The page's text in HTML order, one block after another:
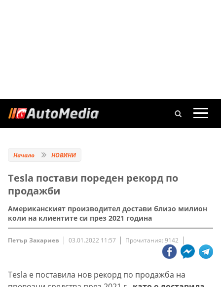
Начало НОВИНИ
Tesla постави пореден рекорд по
продажби
Американският производител достави близо милион
коли на клиентите си през 2021 година
Петър Захариев 03.01.2022 11:57 Прочитания: 9142
Tesla е поставила нов рекорд по продажба на